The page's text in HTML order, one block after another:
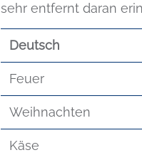
sehr entfernt daran
Deutsch
Feuer
Weihnachten
Käse